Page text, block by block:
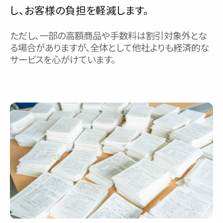
し、お客様の負担を軽減します。
ただし、一部の高額商品や手数料は割引対象外とな
る場合がありますが、全体として他社よりも経済的な
サービスを心がけています。